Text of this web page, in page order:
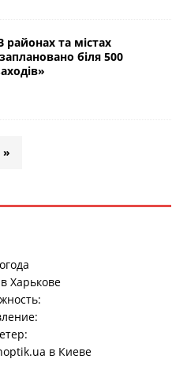
районах та містах
біля 500
»
Харькове
в Киеве